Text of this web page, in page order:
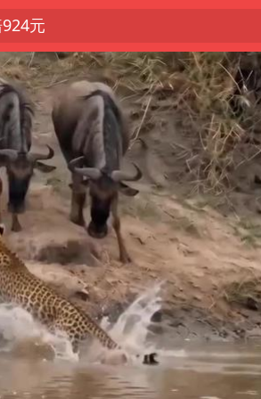
元
费活力
震惊
行径
转跌